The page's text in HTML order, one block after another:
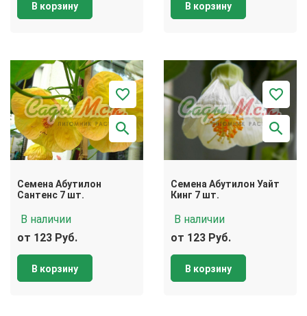
В корзину В корзину
Семена Абутилон
Сантенс 7 шт.
В наличии
от 123 Руб.
В корзину
Семена Абутилон Уайт
Кинг 7 шт.
В наличии
от 123 Руб.
В корзину